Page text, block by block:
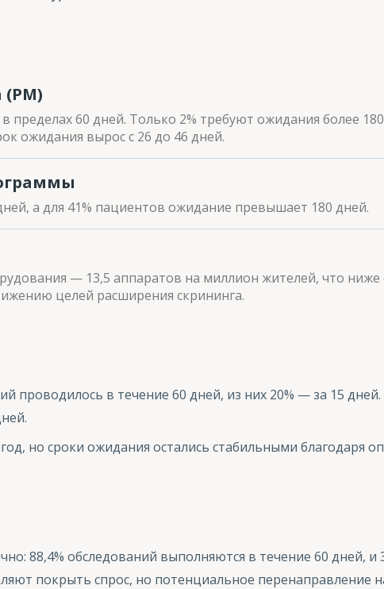
пределах 60 дней. Только 2% требуют ожидания более
ожидания вырос с 26 до 46 дней.
а для 41% пациентов ожидание превышает 180 дней.
— 13,5 аппаратов на миллион жителей, что ниже
целей расширения скрининга.
проводилось в течение 60 дней, из них 20% — за 15
но сроки ожидания остались стабильными благодаря
88,4% обследований выполняются в течение 60 дней, и
покрыть спрос, но потенциальное перенаправление